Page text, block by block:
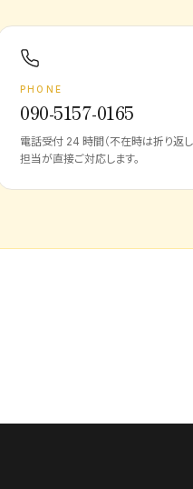
PHONE
090-5157-0165
電話受付 24 時間（不在時は折り返し
担当が直接ご対応します。